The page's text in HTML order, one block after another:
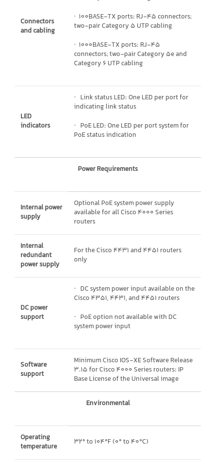
Connectors
and cabling
· 100BASE-TX ports: RJ-45 connectors;
two-pair Category 5 UTP cabling
· 1000BASE-TX ports: RJ-45
connectors; two-pair Category 5e and
Category 6 UTP cabling
LED
indicators
· Link status LED: One LED per port for
indicating link status
· PoE LED: One LED per port system for
PoE status indication
Power Requirements
Internal power
supply
Optional PoE system power supply
available for all Cisco 4000 Series
routers
Internal
redundant
power supply
For the Cisco 4431 and 4451 routers
only
DC power
support
· DC system power input available on the
Cisco 4351, 4431, and 4451 routers
· PoE option not available with DC
system power input
Software
support
Minimum Cisco IOS-XE Software Release
3.15 for Cisco 4000 Series routers: IP
Base License of the Universal image
Environmental
Operating
temperature
32° to 104°F (0° to 40°C)